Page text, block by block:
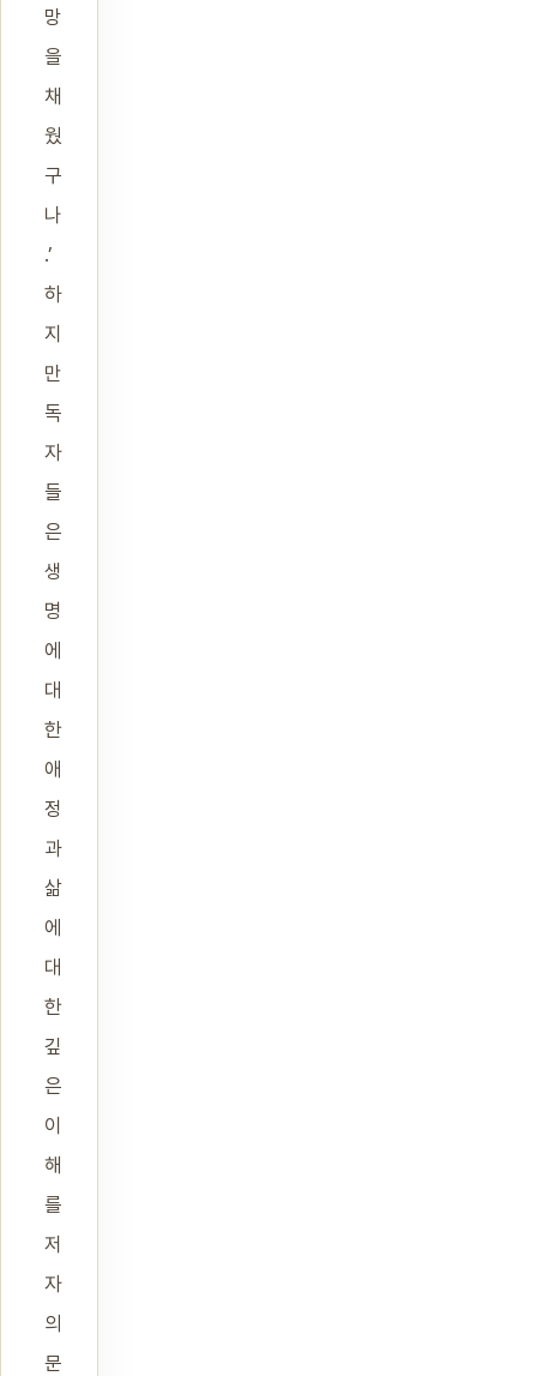
망
을
채
웠
구
나
.’
하
지
만
독
자
들
은
생
명
에
대
한
애
정
과
삶
에
대
한
깊
은
이
해
를
저
자
의
문